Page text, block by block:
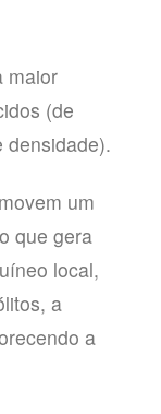
maior
(de
densidade).
um
que gera
local,
a
a